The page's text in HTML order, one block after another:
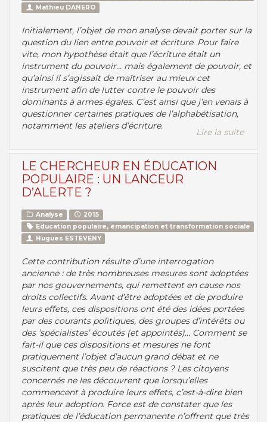
Mathieu DANERO
Initialement, l’objet de mon analyse devait porter sur la
question du lien entre pouvoir et écriture. Pour faire
vite, mon hypothèse était que l’écriture était un
instrument du pouvoir... mais également de pouvoir, et
qu’ainsi il s’agissait de maîtriser au mieux cet
instrument afin de lutter contre le pouvoir des
dominants à armes égales. C’est ainsi que j’en venais à
questionner certaines pratiques de l’alphabétisation,
notamment les ateliers d’écriture.
Lire la suite
LE CHERCHEUR EN ÉDUCATION
POPULAIRE : UN LANCEUR
D’ALERTE ?
Analyse
2015
Education populaire, émancipation et transformation sociale
Hugues ESTEVENY
Cette contribution résulte d’une interrogation
ancienne : de très nombreuses mesures sont adoptées
par nos gouvernements, qui remettent en cause nos
droits collectifs. Avant d’être adoptées et de produire
leurs effets, ces dispositions ont été des idées portées
par des courants politiques, des groupes d’intérêts ou
des ’spécialistes’ écoutés (et appointés)... Comment se
fait-il que ces dispositions et mesures ne font
pratiquement l’objet d’aucun grand débat et ne
suscitent que très peu de réactions ? Les citoyens
concernés ne les découvrent que lorsqu’elles
commencent à produire leurs effets, c’est-à-dire bien
après leur adoption. Force est de constater que les
pratiques de l’éducation permanente n’offrent que très